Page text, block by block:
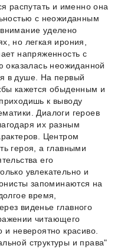
распутать и именно она
с неожиданным
уделено
но легкая ирония,
напряженность с
оказалась неожиданной
в душе. На первый
кажется обыденным и
к выводу
Диалоги героев
их разным
Центром
героя, а главными
его
увлекательно и
запоминаются на
время,
виденье главного
читающего
и невероятно красиво.
структуры и права"